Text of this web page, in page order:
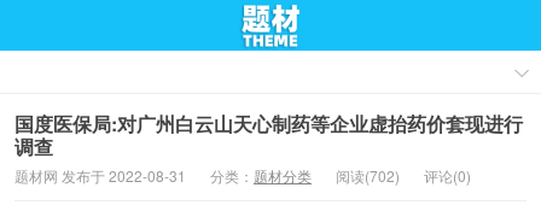
国度医保局:对广州白云山天心制药等企业虚抬药价套现进行
调查
题材网 发布于 2022-08-31 分类： 题材分类 阅读(702) 评论(0)